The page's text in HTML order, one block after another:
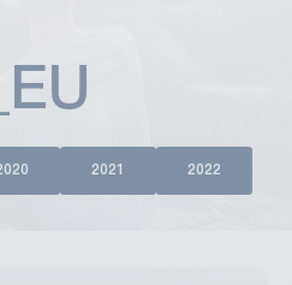
2021 2022